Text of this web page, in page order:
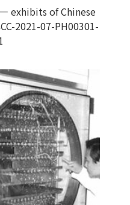
exhibits of Chinese
2021-07-PH00301-